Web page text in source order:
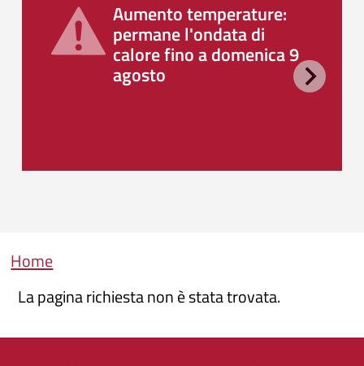
Aumento temperature:
permane l'ondata di
calore fino a domenica 9
agosto
Briciole di pane
Home
La pagina richiesta non è stata trovata.